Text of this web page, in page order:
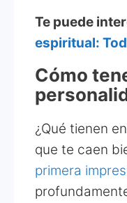
Te puede
espiritual:
Cómo
¿Qué tienen
que te caen
primera